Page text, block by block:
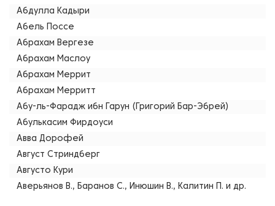
Абдулла Кадыри
Абель Поссе
Абрахам Вергезе
Абрахам Маслоу
Абрахам Меррит
Абрахам Мерритт
Абу-ль-Фарадж ибн Гарун (Григорий Бар-Эбрей)
Абулькасим Фирдоуси
Авва Дорофей
Август Стриндберг
Августо Кури
Аверьянов В., Баранов С., Инюшин В., Калитин П. и др.